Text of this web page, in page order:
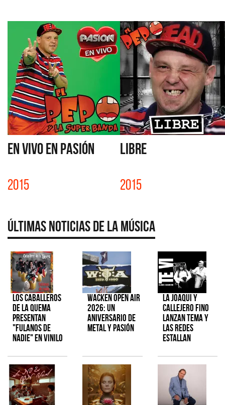
EN VIVO EN PASIÓN
2015
LIBRE
2015
Últimas Noticias de la Música
Los Caballeros
de la Quema
presentan
"Fulanos de
Nadie" en vinilo
Wacken Open Air
2026: Un
aniversario de
metal y pasión
La Joaqui y
Callejero Fino
lanzan tema y
las redes
estallan